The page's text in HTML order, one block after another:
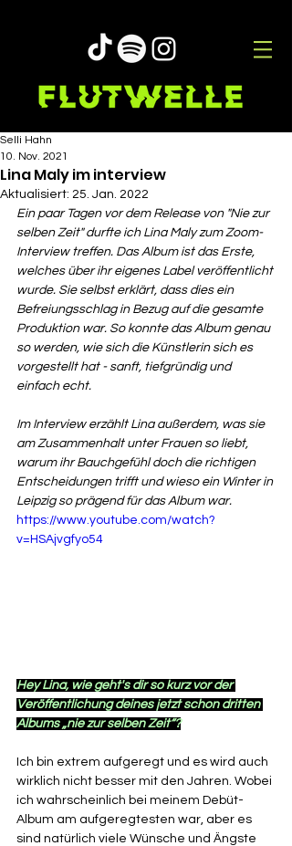
Lina Maly im interview
Selli Hahn
10. Nov. 2021
Aktualisiert: 25. Jan. 2022
Ein paar Tagen vor dem Release von "Nie zur
selben Zeit" durfte ich Lina Maly zum Zoom-
Interview treffen. Das Album ist das Erste,
welches über ihr eigenes Label veröffentlicht
wurde. Sie selbst erklärt, dass dies ein
Befreiungsschlag in Bezug auf die gesamte
Produktion war. So konnte das Album genau
so werden, wie sich die Künstlerin sich es
vorgestellt hat - sanft, tiefgründig und
einfach echt.
Im Interview erzählt Lina außerdem, was sie
am Zusammenhalt unter Frauen so liebt,
warum ihr Bauchgefühl doch die richtigen
Entscheidungen trifft und wieso ein Winter in
Leipzig so prägend für das Album war.
https://www.youtube.com/watch?
v=HSAjvgfyo54
Hey Lina, wie geht's dir so kurz vor der
Veröffentlichung deines jetzt schon dritten
Albums „nie zur selben Zeit“?
Ich bin extrem aufgeregt und es wird auch
wirklich nicht besser mit den Jahren. Wobei
ich wahrscheinlich bei meinem Debüt-
Album am aufgeregtesten war, aber es
sind natürlich viele Wünsche und Ängste